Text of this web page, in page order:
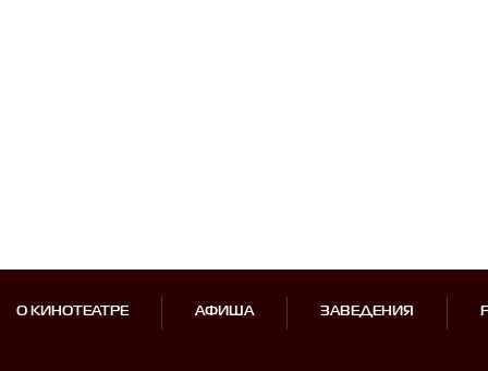
О КИНОТЕАТРЕ АФИША ЗАВЕДЕНИЯ